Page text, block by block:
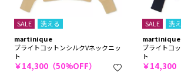
SALE
洗える
martinique
ブライトコットンシルクVネックニッ
ト
￥14,300（50%OFF）
SALE
洗
martinique
ブライトコ
ト
￥14,300